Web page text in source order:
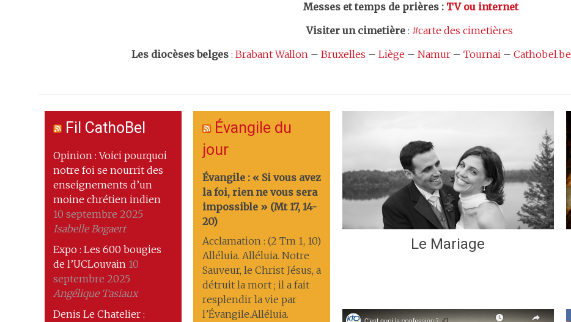
Messes et temps de prières : TV ou internet
Visiter un cimetière : #carte des cimetières
Les diocèses belges : Brabant Wallon – Bruxelles – Liège – Namur – Tournai – Cathobel.be
Fil CathoBel
Opinion : Voici pourquoi
notre foi se nourrit des
enseignements d’un
moine chrétien indien
10 septembre 2025
Isabelle Bogaert
Expo : Les 600 bougies
de l’UCLouvain 10
septembre 2025
Angélique Tasiaux
Denis Le Chatelier :
Évangile du
jour
Évangile : « Si vous avez
la foi, rien ne vous sera
impossible » (Mt 17, 14-
20)
Acclamation : (2 Tm 1, 10)
Alléluia. Alléluia. Notre
Sauveur, le Christ Jésus, a
détruit la mort ; il a fait
resplendir la vie par
l’Évangile.Alléluia.
Le Mariage